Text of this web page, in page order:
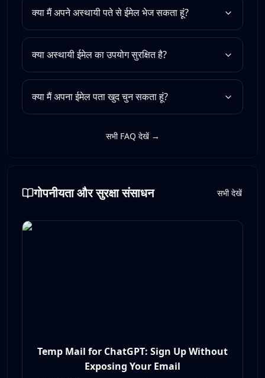
क्या मैं अपने अस्थायी पते से ईमेल भेज सकता हूं?
क्या अस्थायी ईमेल का उपयोग सुरक्षित है?
क्या मैं अपना ईमेल पता खुद चुन सकता हूं?
सभी FAQ देखें →
गोपनीयता और सुरक्षा संसाधन सभी देखें
Temp Mail for ChatGPT: Sign Up Without
Exposing Your Email